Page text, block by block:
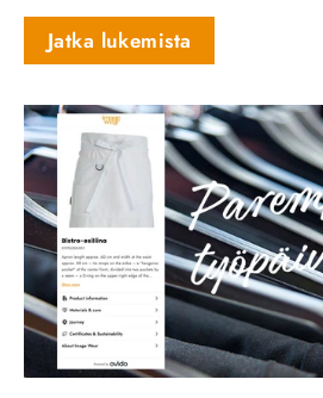
Jatka lukemista